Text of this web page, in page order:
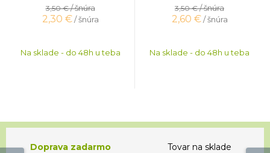
3,50 €/ šnúra
2,30 € / šnúra
Na sklade - do 48h u teba
3,50 €/ šnúra
2,60 € / šnúra
Na sklade - do 48h u teba
Doprava zadarmo
Tovar na sklade